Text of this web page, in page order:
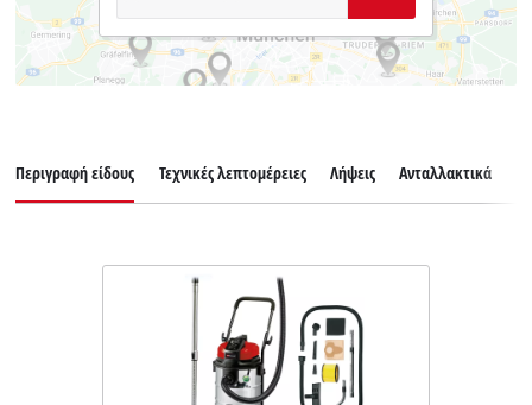
Περιγραφή είδους Τεχνικές λεπτομέρειες Λήψεις Ανταλλακτικά